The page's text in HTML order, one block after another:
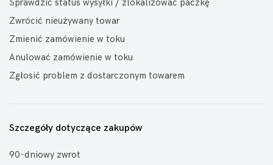
Sprawdzić status wysyłki / zlokalizować paczkę
Zwrócić nieużywany towar
Zmienić zamówienie w toku
Anulować zamówienie w toku
Zgłosić problem z dostarczonym towarem
Szczegóły dotyczące zakupów
90-dniowy zwrot